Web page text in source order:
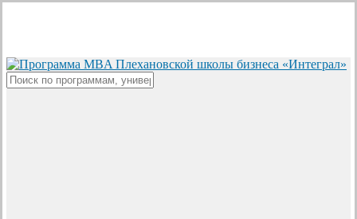
content